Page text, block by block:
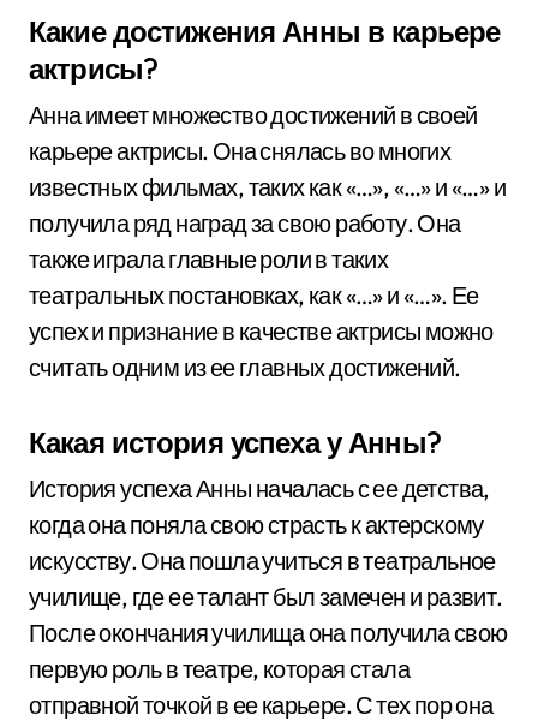
Какие достижения Анны в карьере
актрисы?
Анна имеет множество достижений в своей
карьере актрисы. Она снялась во многих
известных фильмах, таких как «…», «…» и «…» и
получила ряд наград за свою работу. Она
также играла главные роли в таких
театральных постановках, как «…» и «…». Ее
успех и признание в качестве актрисы можно
считать одним из ее главных достижений.
Какая история успеха у Анны?
История успеха Анны началась с ее детства,
когда она поняла свою страсть к актерскому
искусству. Она пошла учиться в театральное
училище, где ее талант был замечен и развит.
После окончания училища она получила свою
первую роль в театре, которая стала
отправной точкой в ее карьере. С тех пор она